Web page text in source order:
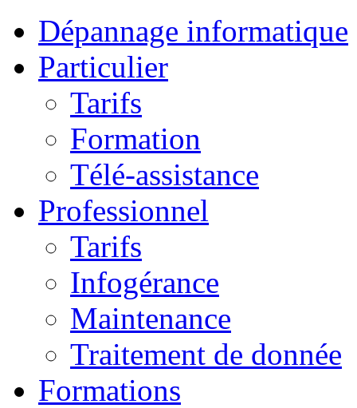
Dépannage informatique
Particulier
Tarifs
Formation
Télé-assistance
Professionnel
Tarifs
Infogérance
Maintenance
Traitement de donnée
Formations